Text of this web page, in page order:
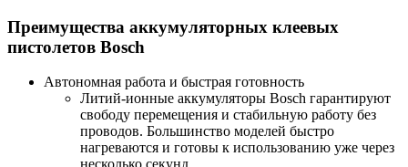
Преимущества аккумуляторных клеевых
пистолетов Bosch
Автономная работа и быстрая готовность
Литий-ионные аккумуляторы Bosch гарантируют
свободу перемещения и стабильную работу без
проводов. Большинство моделей быстро
нагреваются и готовы к использованию уже через